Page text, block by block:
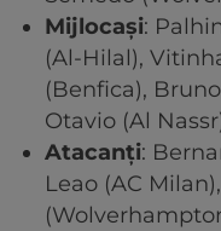
Mijlocași:
(Al-Hilal),
(Benfica),
Otavio (Al
Atacanți:
Leao (AC